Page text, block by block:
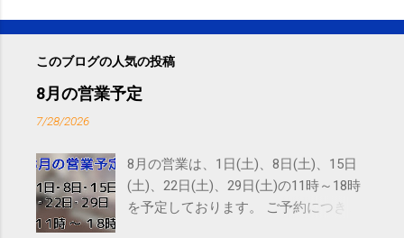
このブログの人気の投稿
8月の営業予定
7/28/2026
8月の営業は、1日(土)、8日(土)、15日
(土)、22日(土)、29日(土)の11時～18時
を予定しております。 ご予約につきま